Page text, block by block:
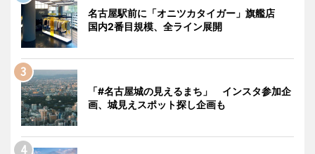
名古屋駅前に「オニツカタイガー」旗艦店
国内2番目規模、全ライン展開
「#名古屋城の見えるまち」 インスタ参加企
画、城見えスポット探し企画も